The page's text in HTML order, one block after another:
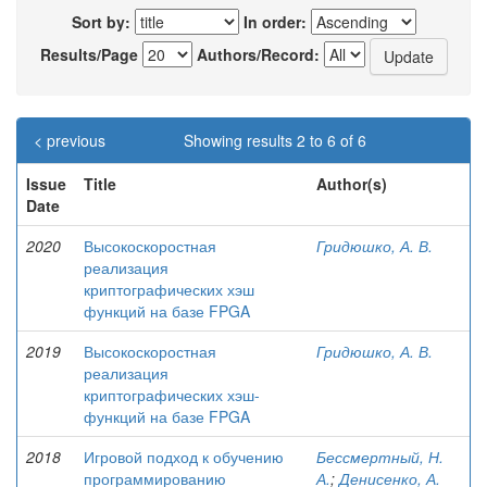
Sort by:
In order:
Results/Page
Authors/Record:
Showing results 2 to 6 of 6
< previous
Issue
Date
Title Author(s)
2020
Высокоскоростная
реализация
криптографических хэш
функций на базе FPGA
Гридюшко, А. В.
2019
Высокоскоростная
реализация
криптографических хэш-
функций на базе FPGA
Гридюшко, А. В.
2018
Игровой подход к обучению
программированию
Бессмертный, Н.
А.;Денисенко, А.